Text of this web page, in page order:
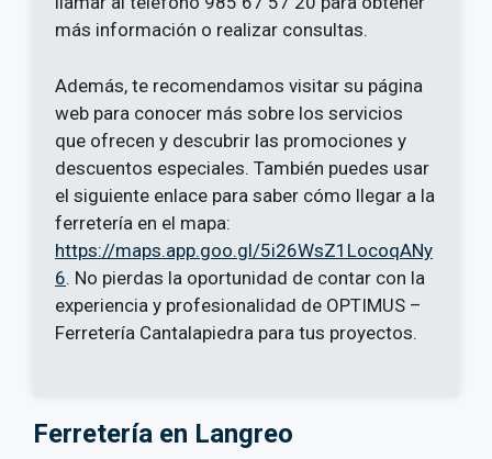
más información o realizar consultas.
Además, te recomendamos visitar su página
web para conocer más sobre los servicios
que ofrecen y descubrir las promociones y
descuentos especiales. También puedes usar
el siguiente enlace para saber cómo llegar a la
ferretería en el mapa:
https://maps.app.goo.gl/5i26WsZ1LocoqANy
6. No pierdas la oportunidad de contar con la
experiencia y profesionalidad de OPTIMUS –
Ferretería Cantalapiedra para tus proyectos.
Ferretería en Langreo